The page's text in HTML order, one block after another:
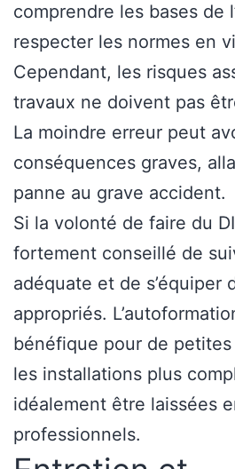
comprendre les bases de
respecter les normes en
Cependant, les risques
travaux ne doivent pas
La moindre erreur peut
conséquences graves,
panne au grave accident.
Si la volonté de faire du
fortement conseillé de
adéquate et de s’équiper
appropriés.
bénéfique pour de
les installations plus
idéalement être laissées
professionnels.